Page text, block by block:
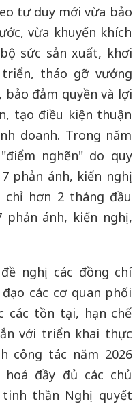
tư duy mới vừa bảo
vừa khuyến khích
sức sản xuất, khơi
tháo gỡ vướng
đảm quyền và lợi
tạo điều kiện thuận
doanh. Trong năm
nghẽn" do quy
phản ánh, kiến nghị
hơn 2 tháng đầu
phản ánh, kiến nghị,
nghị các đồng chí
các cơ quan phối
các tồn tại, hạn chế
với triển khai thực
công tác năm 2026
đầy đủ các chủ
thần Nghị quyết